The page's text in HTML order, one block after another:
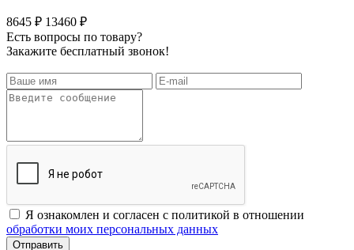
8645 ₽ 13460 ₽
Есть вопросы по товару?
Закажите бесплатный звонок!
Я ознакомлен и согласен с политикой в отношении
обработки моих персональных данных